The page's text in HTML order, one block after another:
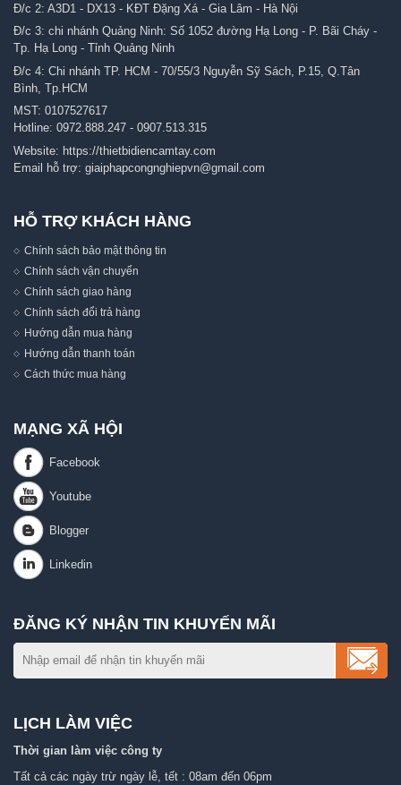
Đ/c 2: A3D1 - DX13 - KĐT Đặng Xá - Gia Lâm - Hà Nội
Đ/c 3: chi nhánh Quảng Ninh: Số 1052 đường Hạ Long - P. Bãi Cháy -
Tp. Hạ Long - Tỉnh Quảng Ninh
Đ/c 4: Chi nhánh TP. HCM - 70/55/3 Nguyễn Sỹ Sách, P.15, Q.Tân
Bình, Tp.HCM
MST: 0107527617
Hotline: 0972.888.247 - 0907.513.315
Website: https://thietbidiencamtay.com
Email hỗ trợ: giaiphapcongnghiepvn@gmail.com
HỖ TRỢ KHÁCH HÀNG
Chính sách bảo mật thông tin
Chính sách vận chuyển
Chính sách giao hàng
Chính sách đổi trả hàng
Hướng dẫn mua hàng
Hướng dẫn thanh toán
Cách thức mua hàng
MẠNG XÃ HỘI
ĐĂNG KÝ NHẬN TIN KHUYẾN MÃI
LỊCH LÀM VIỆC
Thời gian làm việc công ty
Tất cả các ngày trừ ngày lễ, tết : 08am đến 06pm